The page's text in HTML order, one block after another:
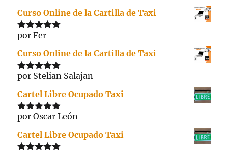
Curso Online de la Cartilla de Taxi
Valorado
por Fer
Curso Online de la Cartilla de Taxi
Valorado
por Stelian Salajan
Cartel Libre Ocupado Taxi
Valorado
por Oscar León
Cartel Libre Ocupado Taxi